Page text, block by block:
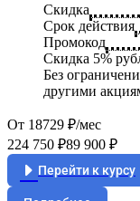
Скидка
Срок действия
Промокод
Скидка 5%
Без
другими
От 18729 ₽/мес
224 750 ₽89 900 ₽
Перейти к курсу